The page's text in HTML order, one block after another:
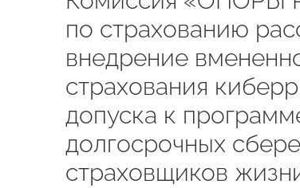
по страхованию
внедрение
страхования
допуска к
долгосрочных
страховщиков